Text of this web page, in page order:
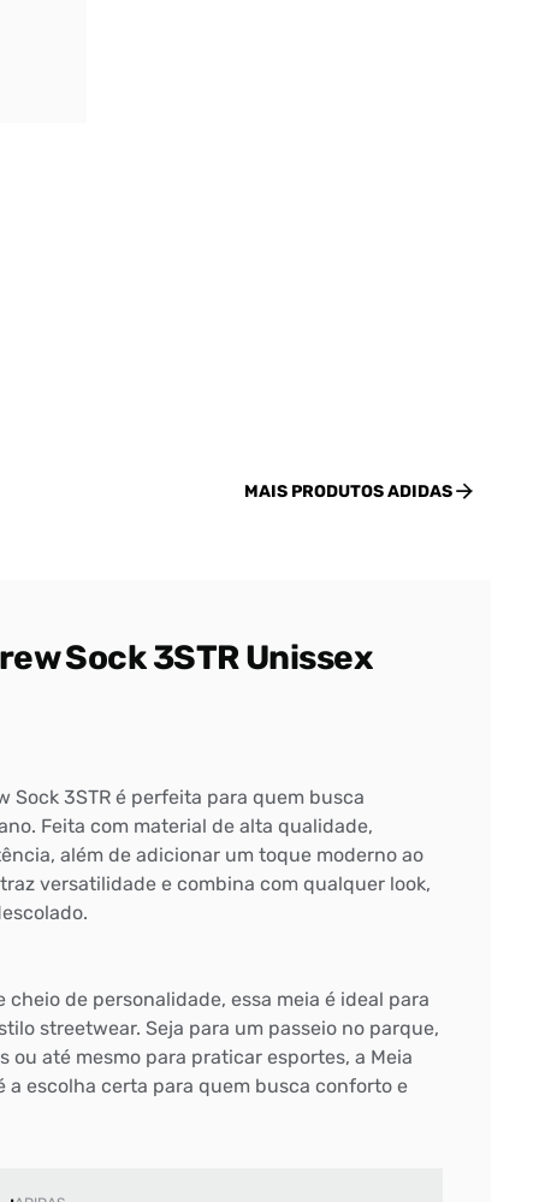
MAIS PRODUTOSADIDAS
Sock 3STR Unissex
Sock 3STR é perfeita para quem busca
Feita com material de alta qualidade,
além de adicionar um toque moderno ao
versatilidade e combina com qualquer look,
cheio de personalidade, essa meia é ideal para
streetwear. Seja para um passeio no parque,
ou até mesmo para praticar esportes, a Meia
a escolha certa para quem busca conforto e